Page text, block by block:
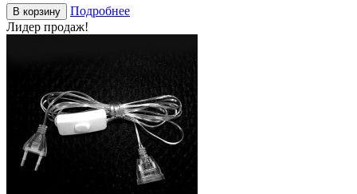
В корзину
Подробнее
Лидер продаж!